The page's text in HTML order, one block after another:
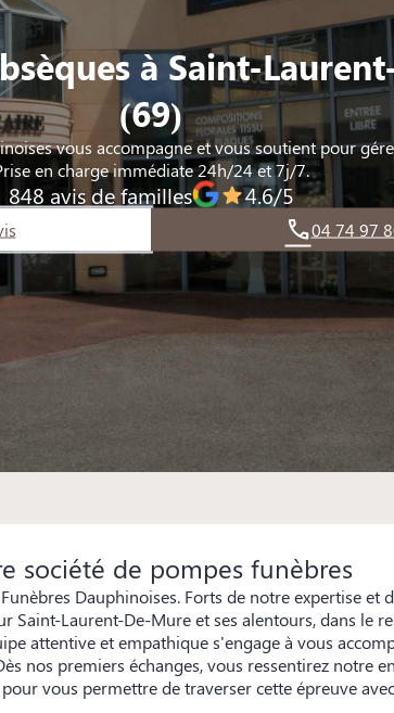
à Saint-
(69)
vous accompagne et vous soutient pour
en charge immédiate 24h/24 et 7j/7.
848 avis de familles 4.6/5
04 74 97
société de pompes funèbres
Dauphinoises. Forts de notre expertise et
Saint-Laurent-De-Mure et ses alentours, dans le
attentive et empathique s'engage à vous
nos premiers échanges, vous ressentirez notre
vous permettre de traverser cette épreuve